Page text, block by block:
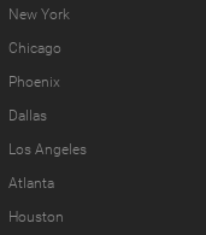
New York
Chicago
Phoenix
Dallas
Los Angeles
Atlanta
Houston